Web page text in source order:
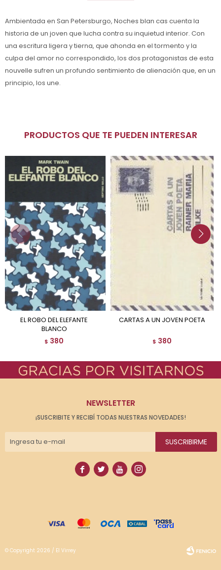
Ambientada en San Petersburgo, Noches blan cas cuenta la
historia de un joven que lucha contra su inquietud interior. Con
una escritura ligera y tierna, que ahonda en el tormento y la
culpa del amor no correspondido, los dos protagonistas de esta
nouvelle sufren un profundo sentimiento de alienación que, en un
principio, los une.
PRODUCTOS QUE TE PUEDEN INTERESAR
EL ROBO DEL ELEFANTE
BLANCO
$ 380
CARTAS A UN JOVEN POETA
$ 380
NEWSLETTER
¡SUSCRIBITE Y RECIBÍ TODAS NUESTRAS NOVEDADES!
SUSCRIBIRME
   
© Copyright 2026 / El Virrey